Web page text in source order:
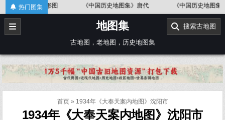
Skip
to
content
热门图集
国地形图 《中国历史地图集》唐代 《中国历史地图集》金、南宋
地图集
古地图，老地图，历史地图集
搜索古地图
首页» 1934年《大奉天案内地图》沈阳市
1934年《大奉天案内地图》沈阳市